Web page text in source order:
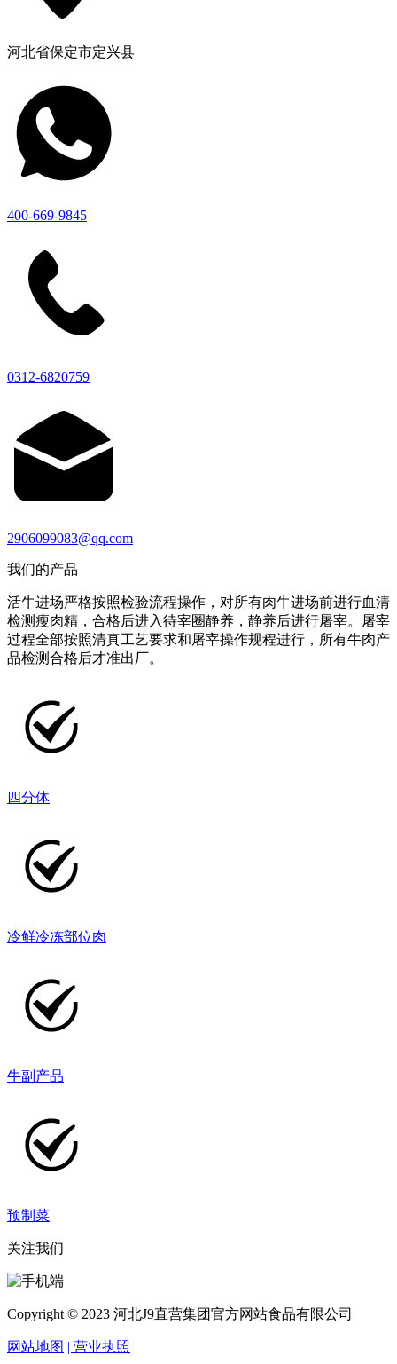
河北省保定市定兴县
400-669-9845
0312-6820759
2906099083@qq.com
我们的产品
活牛进场严格按照检验流程操作，对所有肉牛进场前进行血清
检测瘦肉精，合格后进入待宰圈静养，静养后进行屠宰。屠宰
过程全部按照清真工艺要求和屠宰操作规程进行，所有牛肉产
品检测合格后才准出厂。
四分体
冷鲜冷冻部位肉
牛副产品
预制菜
关注我们
Copyright © 2023 河北J9直营集团官方网站食品有限公司
网站地图 | 营业执照